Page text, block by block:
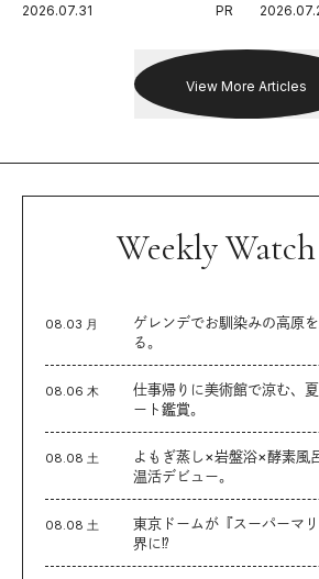
出した新機軸。
2026.07.31 PR
戦を夢
View More Articles
Weekly
08.03 月
ゲレンデでお馴染みの高原
る。
08.06 木
仕事帰りに美術館で涼む、
ート鑑賞。
08.08 土
よもぎ蒸し×岩盤浴×酵素風
温活デビュー。
08.08 土
東京ドームが『スーパーマ
界に⁉︎